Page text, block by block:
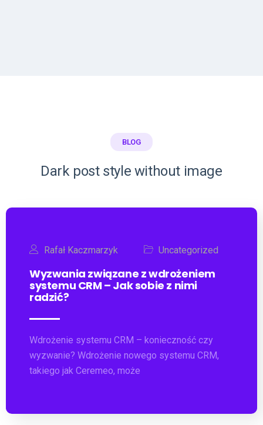
BLOG
Dark post style without image
Rafał Kaczmarzyk Uncategorized
Wyzwania związane z wdrożeniem
systemu CRM – Jak sobie z nimi
radzić?
Wdrożenie systemu CRM – konieczność czy
wyzwanie? Wdrożenie nowego systemu CRM,
takiego jak Ceremeo, może